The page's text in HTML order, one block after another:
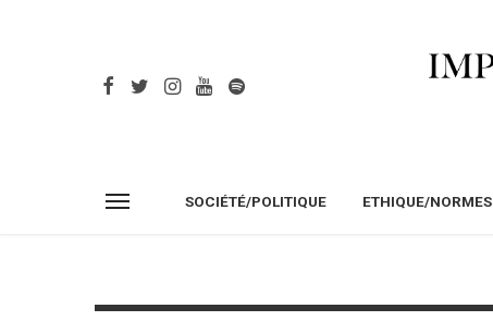
SOCIÉTÉ/POLITIQUE ETHIQUE/NORMES